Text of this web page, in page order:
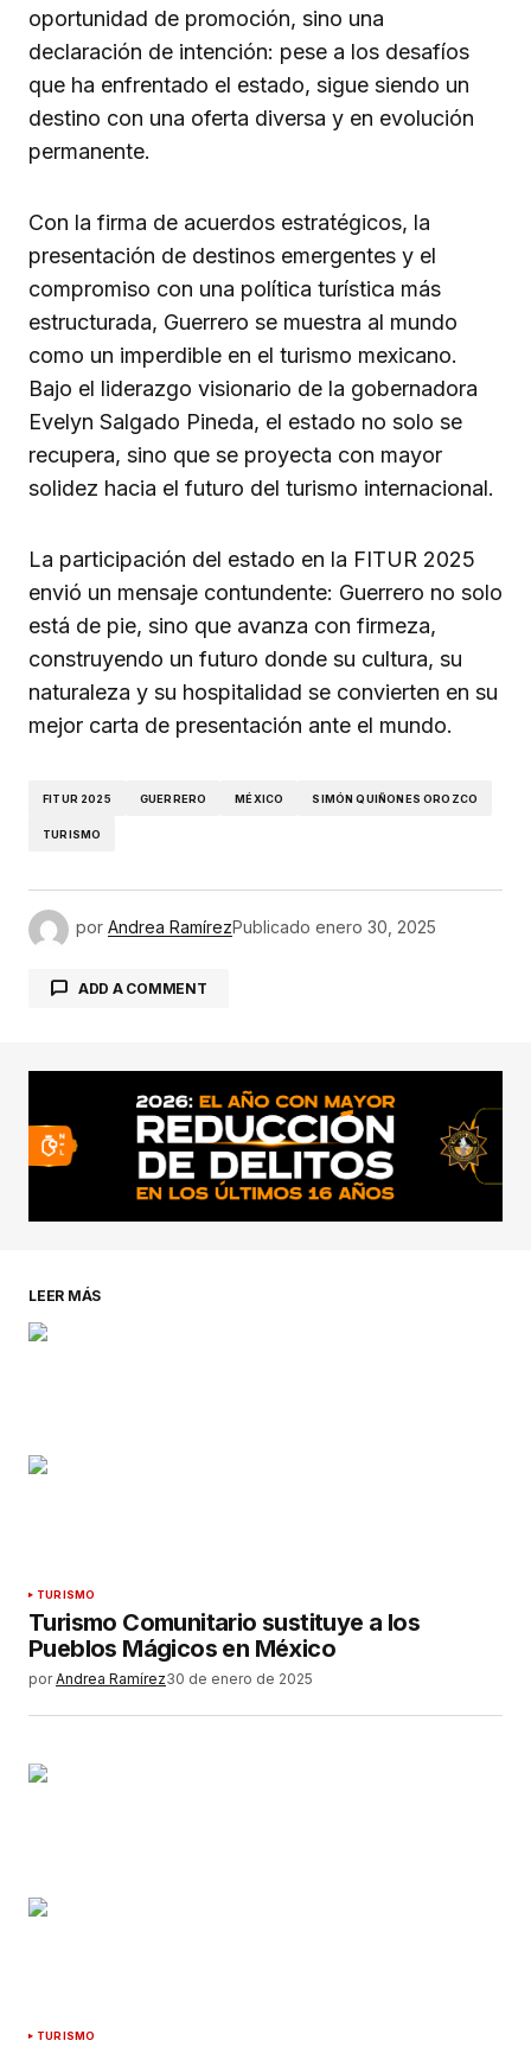
oportunidad de promoción, sino una
declaración de intención: pese a los desafíos
que ha enfrentado el estado, sigue siendo un
destino con una oferta diversa y en evolución
permanente.
Con la firma de acuerdos estratégicos, la
presentación de destinos emergentes y el
compromiso con una política turística más
estructurada, Guerrero se muestra al mundo
como un imperdible en el turismo mexicano.
Bajo el liderazgo visionario de la gobernadora
Evelyn Salgado Pineda, el estado no solo se
recupera, sino que se proyecta con mayor
solidez hacia el futuro del turismo internacional.
La participación del estado en la FITUR 2025
envió un mensaje contundente: Guerrero no solo
está de pie, sino que avanza con firmeza,
construyendo un futuro donde su cultura, su
naturaleza y su hospitalidad se convierten en su
mejor carta de presentación ante el mundo.
FITUR 2025 GUERRERO MÉXICO SIMÓN QUIÑONES OROZCO
TURISMO
por Andrea RamírezPublicado enero 30, 2025
ADD A COMMENT
conectado
LEER MÁS
TURISMO
Turismo Comunitario sustituye a los
Pueblos Mágicos en México
por Andrea Ramírez30 de enero de 2025
TURISMO